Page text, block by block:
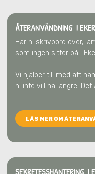
ÅTERANVÄNDNING I
Har ni skrivbord över,
som ingen sitter på i
Vi hjälper till med att
ni inte vill ha längre. Det
LÄS MER OM